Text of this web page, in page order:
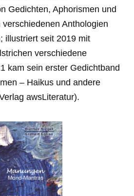
Gedichten, Aphorismen und
Anthologien
illustriert seit 2019 mit
verschiedene
kam sein erster Gedichtband
– Haikus und andere
awsLiteratur).